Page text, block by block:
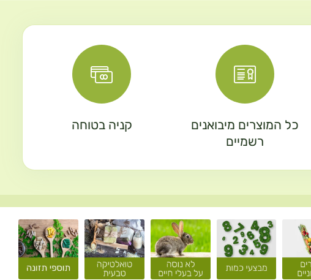
כל המוצרים מיבואנים
רשמיים
קניה בטוחה